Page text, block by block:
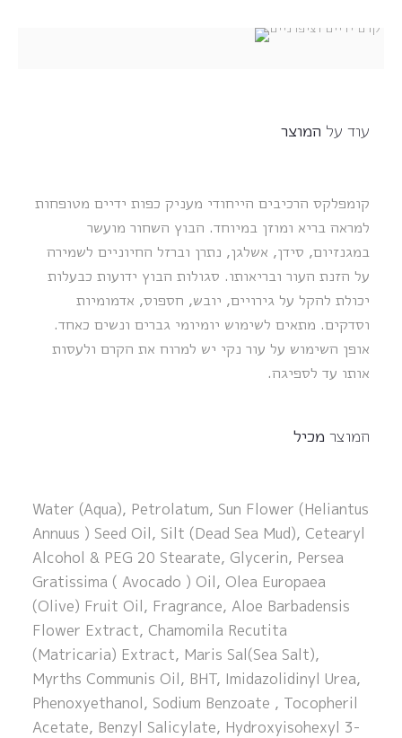
עוד על המוצר
קומפלקס הרכיבים הייחודי מעניק כפות ידיים מטופחות
למראה בריא ומוזן במיוחד. הבוץ השחור מועשר
במגנזיום, סידן, אשלגן, נתרן וברזל החיוניים לשמירה
על הזנת העור ובריאותו. סגולות הבוץ ידועות כבעלות
יכולת להקל על גירויים, יובש, חספוס, אדמומיות
וסדקים. מתאים לשימוש יומיומי גברים ונשים כאחד.
אופן השימוש על עור נקי יש למרוח את הקרם ולעסות
אותו עד לספיגה.
המוצר מכיל
Water (Aqua), Petrolatum, Sun Flower (Heliantus
Annuus ) Seed Oil, Silt (Dead Sea Mud), Cetearyl
Alcohol & PEG 20 Stearate, Glycerin, Persea
Gratissima ( Avocado ) Oil, Olea Europaea
(Olive) Fruit Oil, Fragrance, Aloe Barbadensis
Flower Extract, Chamomila Recutita
(Matricaria) Extract, Maris Sal(Sea Salt),
Myrths Communis Oil, BHT, Imidazolidinyl Urea,
Phenoxyethanol, Sodium Benzoate , Tocopheril
Acetate, Benzyl Salicylate, Hydroxyisohexyl 3-